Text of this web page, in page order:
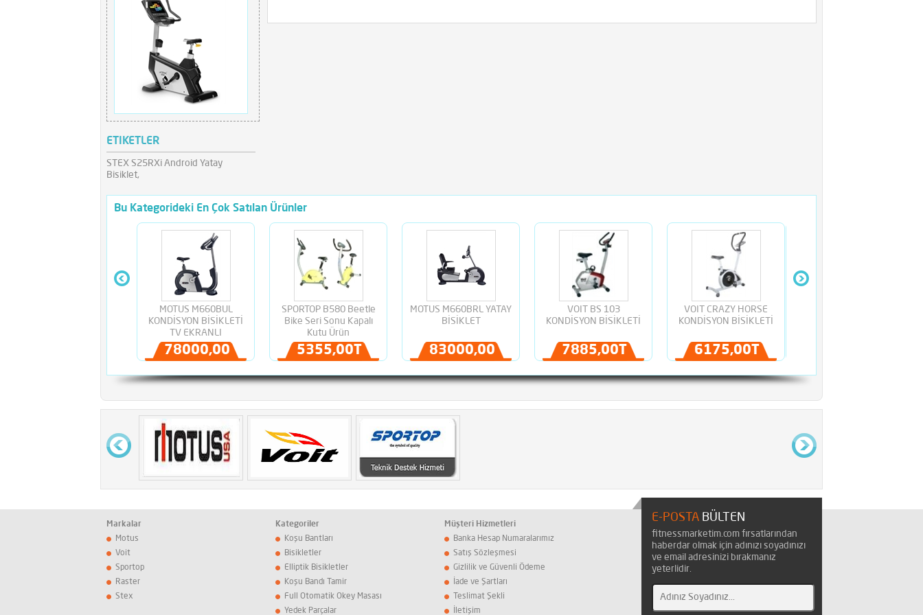
ETIKETLER
STEX S25RXi Android Yatay
Bisiklet,
Bu Kategorideki En Çok Satılan Ürünler
MOTUS M660BUL
KONDİSYON BİSİKLETİ
TV EKRANLI
78000,00TL
SPORTOP B580 Beetle
Bike Seri Sonu Kapalı
Kutu Ürün
5355,00TL
MOTUS M660BRL YATAY
BİSİKLET
83000,00TL
VOIT BS 103
KONDİSYON BİSİKLETİ
7885,00TL
VOIT CRAZY HORSE
KONDİSYON BİSİKLETİ
6175,00TL
Markalar
Motus
Voit
Sportop
Raster
Stex
Kategoriler
Koşu Bantları
Bisikletler
Elliptik Bisikletler
Koşu Bandı Tamir
Full Otomatik Okey Masası
Yedek Parçalar
Müşteri Hizmetleri
Banka Hesap Numaralarımız
Satış Sözleşmesi
Gizlilik ve Güvenli Ödeme
İade ve Şartları
Teslimat Şekli
İletişim
E-POSTA BÜLTEN
fitnessmarketim.com fırsatlarından
haberdar olmak için adınızı soyadınızı
ve email adresinizi bırakmanız
yeterlidir.